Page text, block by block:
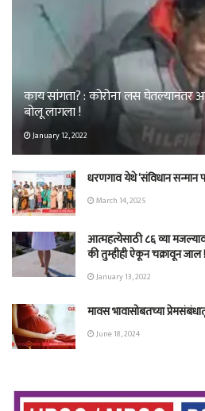
काय सांगता? : कोरोना लस घेतल्यानंतर
बोलू लागला !
January 12, 2022
धरणगाव येथे ‘संविधान सन्मान
March 14, 2025
आत्महत्येसाठी ८६ व्या
की तुम्हीही ऐकून चक्रावून जाल !
January 13, 2022
मावस भावासोबतच्या
June 18, 2024